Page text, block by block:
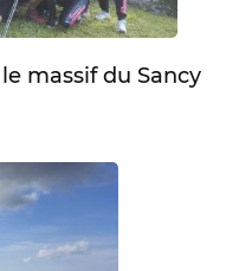
massif du Sancy